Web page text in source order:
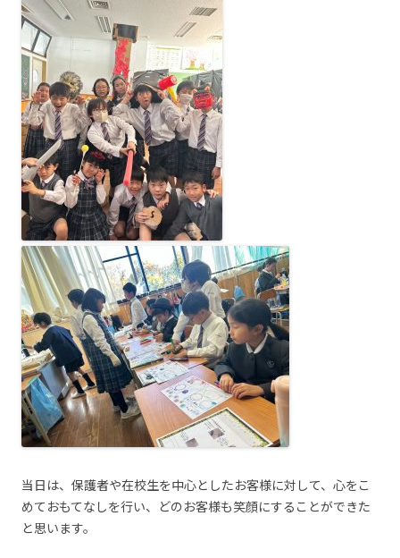
当日は、保護者や在校生を中心としたお客様に対して、心をこ
めておもてなしを行い、どのお客様も笑顔にすることができた
と思います。